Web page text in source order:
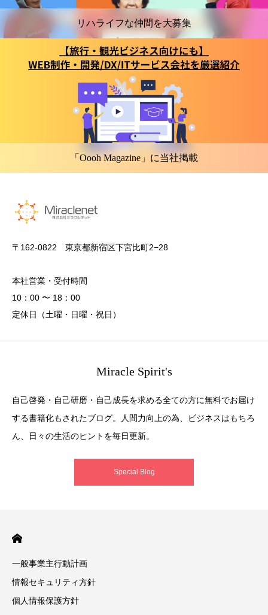
リハライフな仲間を大募集
「Oooh Magazine」に当社掲載
〒162-0822 東京都新宿区下宮比町2−28
本社営業・受付時間
10：00 〜 18：00
定休日（土曜・日曜・祝日）
Miracle Spirit's
自己啓発・自己研磨・自己成長を求める全ての方に無料でお届け
する書籍化もされたブログ。人間力向上の為、ビジネスはもちろ
ん、日々の生活のヒントを毎日更新。
Special Blog
一般事業主行動計画
情報セキュリティ方針
個人情報保護方針